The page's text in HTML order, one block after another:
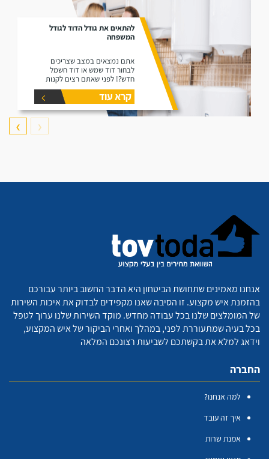
להתאים את גודל הדוד לגודל
המשפחה
אתם נמצאים במצב שצריכים
לבחור דוד שמש או דוד חשמל
חדש?! לפני שאתם רצים לקנות
דוד תקרו את המאמר זה הוא נותן
את המידע הפורט על נפחים שונים
של דודים ואיזה דוד הכי יתאים
עבורכם.
קרא עוד
❮
❯
אנחנו מאמינים שתחושת הביטחון היא הדבר החשוב ביותר עבורכם
בהזמנת איש מקצוע. זו הסיבה שאנו מקפידים לבדוק את איכות השירות
של המומלצים שלנו בכל עבודה מחדש. מוקד השירות שלנו ערוך לטפל
בכל בעיה שמתעוררת לפני, במהלך ואחרי הביקור של איש המקצוע,
וידאג למלא את בקשתכם לשביעות רצונכם המלאה
החברה
למה אנחנו?
איך זה עובד
אמנת שרות